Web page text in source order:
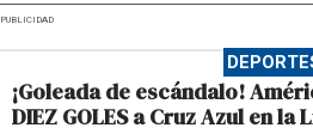
PUBLICIDAD
¡Goleada de escándalo!
DIEZ GOLES a Cruz Azul en la